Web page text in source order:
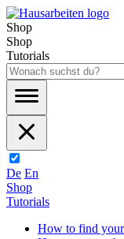
Shop
Shop
Tutorials
De En
Shop
Tutorials
How to find